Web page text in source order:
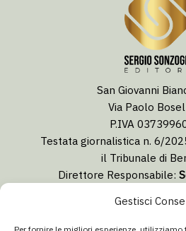
Gestisci
San Giovanni
Via Paolo
P.IVA
Testata giornalistica n. 6/
il Tribunale di
Direttore Responsabile: